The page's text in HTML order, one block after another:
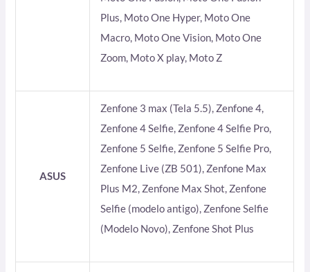
Plus, Moto One Hyper, Moto One
Macro, Moto One Vision, Moto One
Zoom, Moto X play, Moto Z
ASUS
Zenfone 3 max (Tela 5.5), Zenfone 4,
Zenfone 4 Selfie, Zenfone 4 Selfie Pro,
Zenfone 5 Selfie, Zenfone 5 Selfie Pro,
Zenfone Live (ZB 501), Zenfone Max
Plus M2, Zenfone Max Shot, Zenfone
Selfie (modelo antigo), Zenfone Selfie
(Modelo Novo), Zenfone Shot Plus